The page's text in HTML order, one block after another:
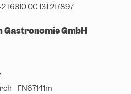
16310 00 131 217897
GmbH
FN67141m